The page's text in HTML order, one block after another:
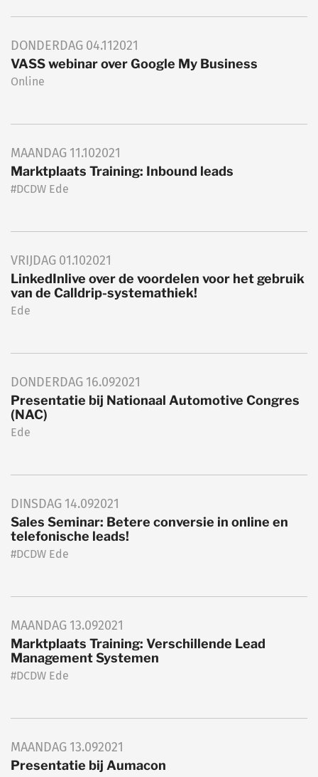
DONDERDAG 04.112021
VASS webinar over Google My Business
Online
MAANDAG 11.102021
Marktplaats Training: Inbound leads
#DCDW Ede
VRIJDAG 01.102021
LinkedInlive over de voordelen voor het gebruik
van de Calldrip-systemathiek!
Ede
DONDERDAG 16.092021
Presentatie bij Nationaal Automotive Congres
(NAC)
Ede
DINSDAG 14.092021
Sales Seminar: Betere conversie in online en
telefonische leads!
#DCDW Ede
MAANDAG 13.092021
Marktplaats Training: Verschillende Lead
Management Systemen
#DCDW Ede
MAANDAG 13.092021
Presentatie bij Aumacon